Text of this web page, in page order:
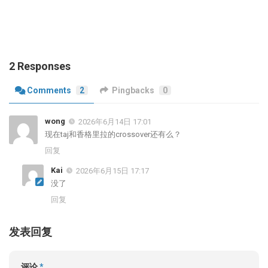
2 Responses
Comments 2 Pingbacks 0
wong
2026年6月14日 17:01
现在taj和香格里拉的crossover还有么？
回复
Kai
2026年6月15日 17:17
没了
回复
发表回复